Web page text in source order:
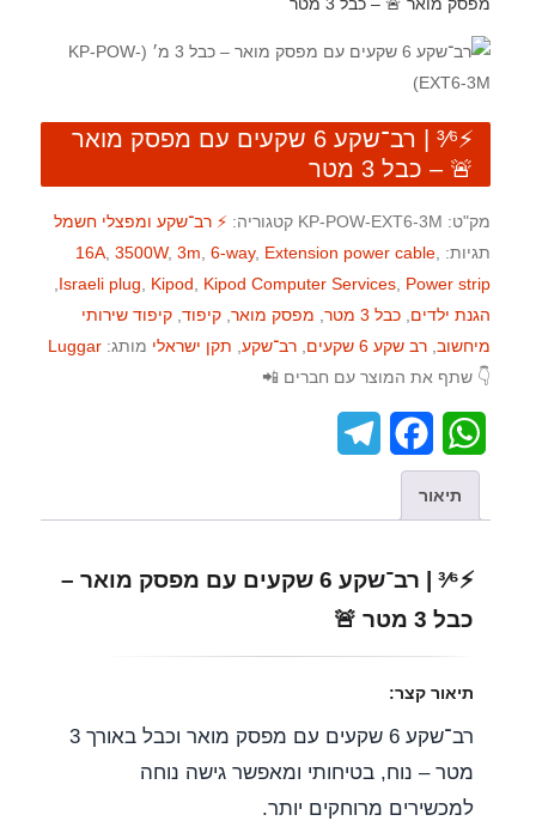
⚡³⁄⁶ | רב־שקע 6 שקעים עם מפסק מואר
🚨 – כבל 3 מטר
מק"ט: KP-POW-EXT6-3M קטגוריה: ⚡️ רב־שקע ומפצלי חשמל
תגיות:
16A 3500W, 3m 6-way, Extension power cable
Israeli plug
Kipod Kipod Computer Services Power strip
הגנת ילדים כבל 3 מטר מפסק מואר קיפוד קיפוד שירותי
מיחשוב רב שקע 6 שקעים רב־שקע תקן ישראלי מותג: Luggar
👇 שתף את המוצר עם חברים 📲
W
h
a
s
p
p
c
k
l
m
תיאור
⚡³⁄⁶ | רב־שקע 6 שקעים עם מפסק מואר –
כבל 3 מטר 🚨
תיאור קצר:
רב־שקע 6 שקעים עם מפסק מואר וכבל באורך 3
מטר – נוח, בטיחותי ומאפשר גישה נוחה
למכשירים מרוחקים יותר.